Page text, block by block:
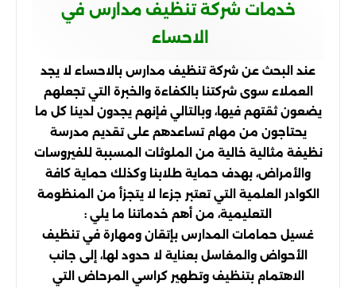
خدمات شركة تنظيف مدارس في
الاحساء
عند البحث عن شركة تنظيف مدارس بالاحساء لا يجد
العملاء سوى شركتنا بالكفاءة والخبرة التي تجعلهم
يضعون ثقتهم فيها، وبالتالي فإنهم يجدون لدينا كل ما
يحتاجون من مهام تساعدهم على تقديم مدرسة
نظيفة مثالية خالية من الملوثات المسببة للفيروسات
والأمراض، بهدف حماية طلابنا وكذلك حماية كافة
الكوادر العلمية التي تعتبر جزءا لا يتجزأ من المنظومة
التعليمية، من أهم خدماتنا ما يلي :
غسيل حمامات المدارس بإتقان ومهارة في تنظيف
الأحواض والمغاسل بعناية لا حدود لها، إلى جانب
الاهتمام بتنظيف وتطهير كراسي المرحاض التي